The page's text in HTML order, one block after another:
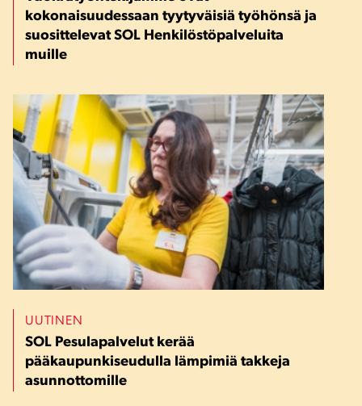
kokonaisuudessaan tyytyväisiä työhönsä ja
suosittelevat SOL Henkilöstöpalveluita
muille
UUTINEN
SOL Pesulapalvelut kerää
pääkaupunkiseudulla lämpimiä takkeja
asunnottomille